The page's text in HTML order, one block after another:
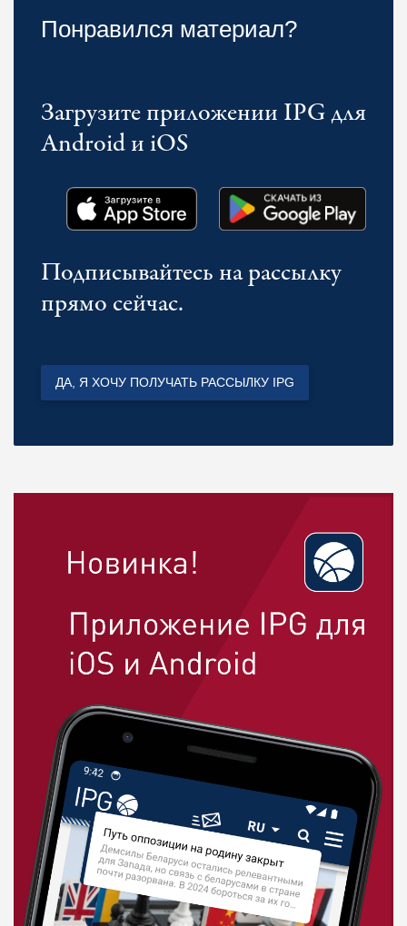
Понравился материал?
Загрузите приложении IPG для
Android и iOS
Подписывайтесь на рассылку
прямо сейчас.
ДА, Я ХОЧУ ПОЛУЧАТЬ РАССЫЛКУ IPG